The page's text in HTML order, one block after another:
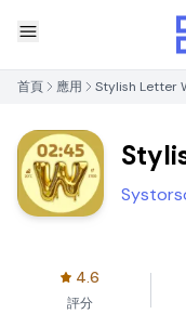
首頁 應用 Stylish Letter
4.6
評分